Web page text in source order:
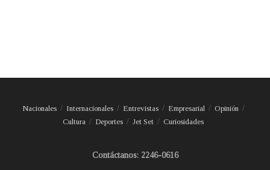
Nacionales Internacionales Entrevistas Empresarial
Opinión
Cultura
Deportes Jet Set Curiosidades
Contáctanos: 2246-0616